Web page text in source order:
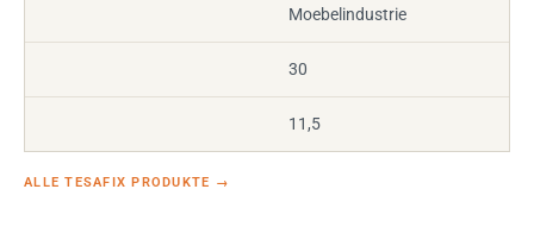
Moebelindustrie
30
11,5
ALLE TESAFIX PRODUKTE →